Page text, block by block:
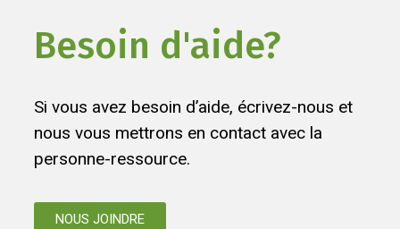
Besoin d'aide?
Si vous avez besoin d’aide, écrivez-nous et
nous vous mettrons en contact avec la
personne-ressource.
NOUS JOINDRE